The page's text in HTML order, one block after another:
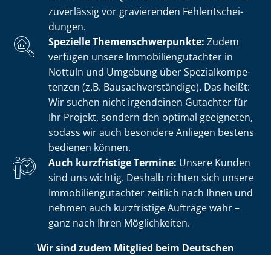
zuverlässig vor gravierenden Fehl­ent­schei­
dun­gen.
Spezielle The­men­schwer­punk­te: Zudem
verfügen unsere Im­mo­bi­li­en­gut­ach­ter in
Nottuln und Umgebung über Spe­zi­al­kom­pe­
ten­zen (z.B. Bau­sach­ver­stän­di­ge). Das heißt:
Wir suchen nicht irgendeinen Gutachter für
Ihr Projekt, sondern den optimal geeigneten,
sodass wir auch besondere Anliegen bestens
bedienen können.
Auch kurzfristige Termine: Unsere Kunden
sind uns wichtig. Deshalb richten sich unsere
Im­mo­bi­li­en­gut­ach­ter zeitlich nach Ihnen und
nehmen auch kurzfristige Aufträge wahr –
ganz nach Ihren Möglichkeiten.
Wir sind zudem Mitglied beim Deutschen